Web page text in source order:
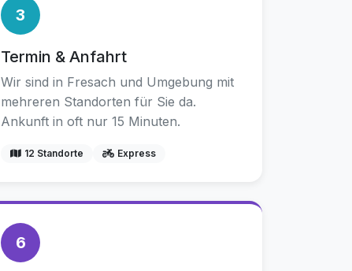
3
Termin & Anfahrt
Wir sind in Fresach und Umgebung mit
mehreren Standorten für Sie da.
Ankunft in oft nur 15 Minuten.
12 Standorte Express
6